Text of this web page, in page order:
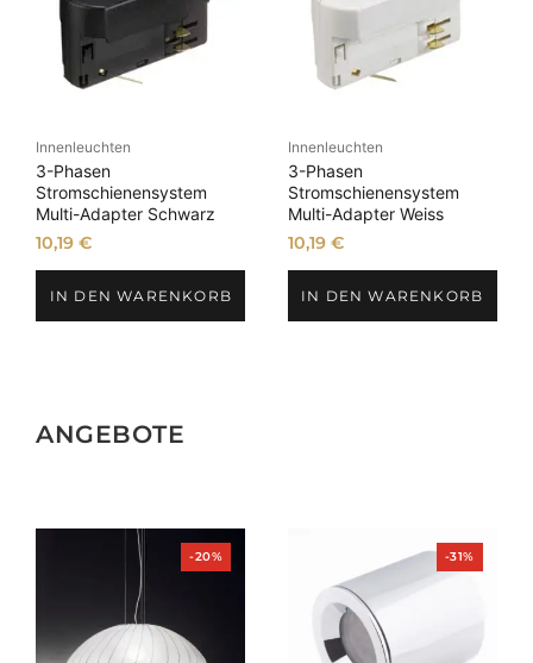
Innenleuchten
3-Phasen
Stromschienensystem
Multi-Adapter Schwarz
10,19€
IN DEN WARENKORB
Innenleuchten
3-Phasen
Stromschienensystem
Multi-Adapter Weiss
10,19 €
IN DEN WARENKORB
ANGEBOTE
-20%Produkt
im
-31%Produkt
im